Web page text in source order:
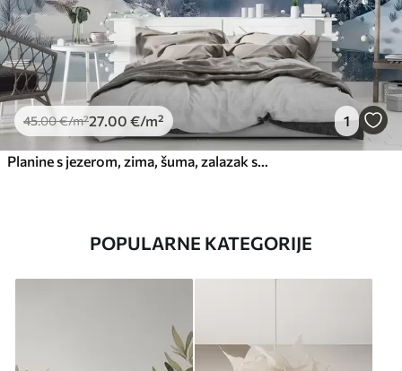
45.00€/m²27.00 €/m² 1
Planine s jezerom, zima, šuma, zalazak sunca, priroda
POPULARNE KATEGORIJE